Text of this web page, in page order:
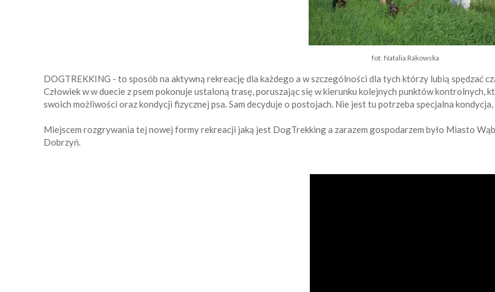
fot. Natalia Rakowska
DOGTREKKING - to sposób na aktywną rekreację dla każdego a w szczególności dla tych którzy lubią spędzać
Człowiek w w duecie z psem pokonuje ustaloną trasę, poruszając się w kierunku kolejnych punktów kontrolnych,
swoich możliwości oraz kondycji fizycznej psa. Sam decyduje o postojach. Nie jest tu potrzeba specjalna
Miejscem rozgrywania tej nowej formy rekreacji jaką jest DogTrekking a zarazem gospodarzem było Miasto
Dobrzyń.